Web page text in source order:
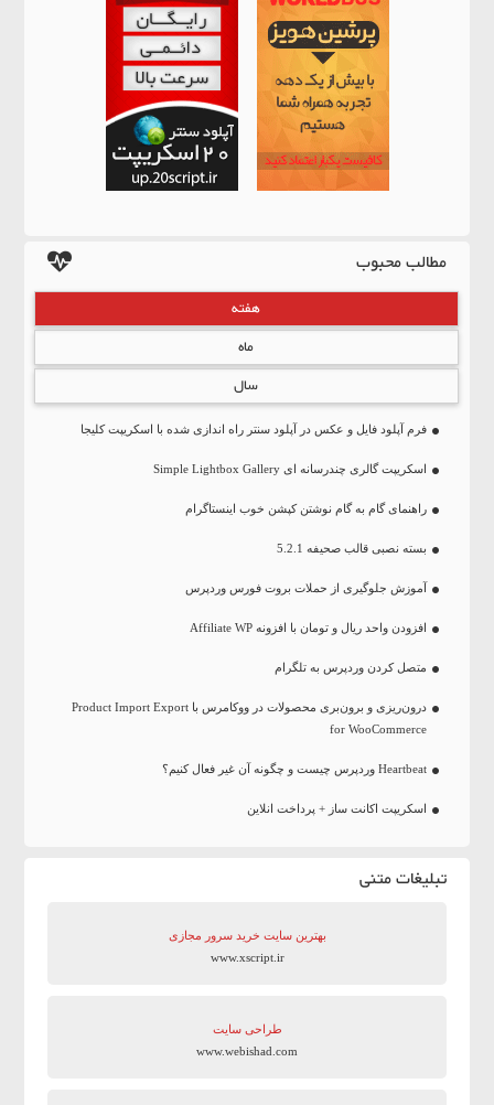
مطالب محبوب
هفته
ماه
سال
فرم آپلود فایل و عکس در آپلود سنتر راه اندازی شده با اسکریپت کلیجا
اسکریپت گالری چندرسانه ای Simple Lightbox Gallery
راهنمای گام به گام نوشتن کپشن خوب اینستاگرام
بسته نصبی قالب صحیفه 5.2.1
آموزش جلوگیری از حملات بروت فورس وردپرس
افزودن واحد ریال و تومان با افزونه Affiliate WP
متصل کردن وردپرس به تلگرام
درون‌ریزی و برون‌بری محصولات در ووکامرس با Product Import Export
for WooCommerce
Heartbeat وردپرس چیست و چگونه آن غیر فعال کنیم؟
اسکریپت اکانت ساز + پرداخت انلاین
تبلیغات متنی
بهترین سایت‌ خرید سرور مجازی
www.xscript.ir
طراحی سایت
www.webishad.com